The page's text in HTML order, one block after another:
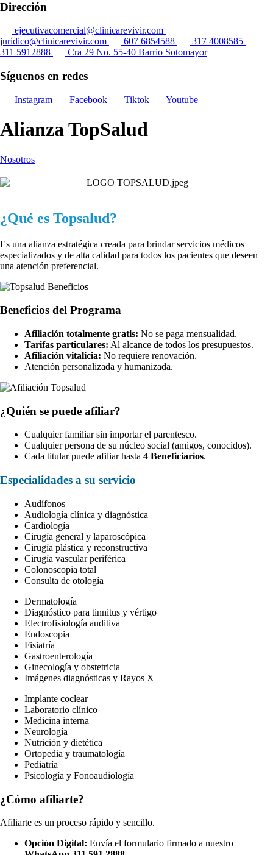
Dirección
ejecutivacomercial@clinicarevivir.com
juridico@clinicarevivir.com
607 6854588
317 4008585
311 5912888
Cra 29 No. 55-40 Barrio Sotomayor
Síguenos en redes
Instagram Facebook Tiktok Youtube
Alianza TopSalud
Nosotros
¿Qué es Topsalud?
Es una alianza estratégica creada para brindar servicios médicos
especializados y de alta calidad para todos los pacientes que deseen
una atención preferencial.
Beneficios del Programa
Afiliación totalmente gratis: No se paga mensualidad.
Tarifas particulares: Al alcance de todos los presupuestos.
Afiliación vitalicia: No requiere renovación.
Atención personalizada y humanizada.
¿Quién se puede afiliar?
Cualquier familiar sin importar el parentesco.
Cualquier persona de su núcleo social (amigos, conocidos).
Cada titular puede afiliar hasta 4 Beneficiarios.
Especialidades a su servicio
Audífonos
Audiología clínica y diagnóstica
Cardiología
Cirugía general y laparoscópica
Cirugía plástica y reconstructiva
Cirugía vascular periférica
Colonoscopia total
Consulta de otología
Dermatología
Diagnóstico para tinnitus y vértigo
Electrofisiología auditiva
Endoscopia
Fisiatría
Gastroenterología
Ginecología y obstetricia
Imágenes diagnósticas y Rayos X
Implante coclear
Laboratorio clínico
Medicina interna
Neurología
Nutrición y dietética
Ortopedia y traumatología
Pediatría
Psicología y Fonoaudiología
¿Cómo afiliarte?
Afiliarte es un proceso rápido y sencillo.
Opción Digital: Envía el formulario firmado a nuestro